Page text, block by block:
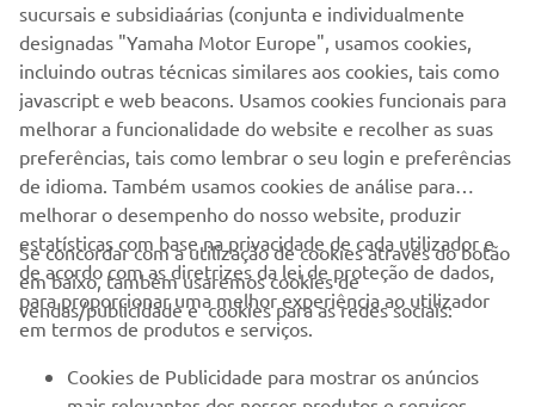
* Kando
é uma palavra Japonesa que corresponde ao
sentimento de profunda satisfação e entusiasmo quando
alguém encontra algo de valor, qualidade e performance
excepcionais.
EMPRESA
sucursais e subsidiaárias (conjunta e individualmente
designadas "Yamaha Motor Europe", usamos cookies,
incluindo outras técnicas similares aos cookies, tais como
javascript e web beacons. Usamos cookies funcionais para
melhorar a funcionalidade do website e recolher as suas
preferências, tais como lembrar o seu login e preferências
de idioma. Também usamos cookies de análise para
melhorar o desempenho do nosso website, produzir
estatísticas com base na privacidade de cada utilizador e
de acordo com as diretrizes da lei de proteção de dados,
para proporcionar uma melhor experiência ao utilizador
em termos de produtos e serviços.
Se concordar com a utilização de cookies através do botão
em baixo, também usaremos cookies de
vendas/publicidade e cookies para as redes sociais:
Cookies de Publicidade para mostrar os anúncios